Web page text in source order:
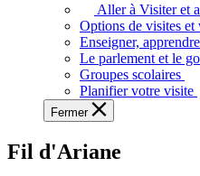
voir,
apprendre
et
à
à
Aller à Visiter et
Options de visites et
Enseigner,
Le parlement et le
Groupes scolaires
Planifier votre visite
Fermer
Fil d'Ariane